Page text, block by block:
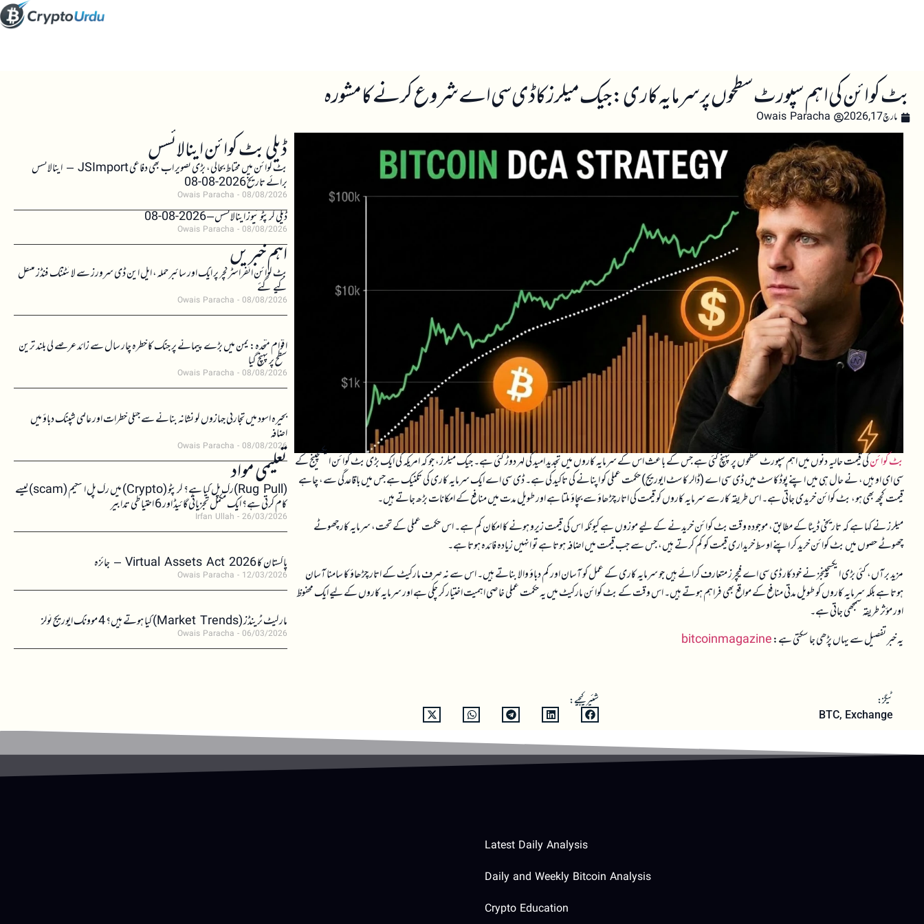
بٹ کوائن کی اہم سپورٹ سطحوں پر سرمایہ کاری: جیک میلرز کا ڈی سی اے شروع کرنے کا مشورہ
مارچ 17, 2026 Owais Paracha
بٹ کوائنکی قیمت حالیہ دنوں میں اہم سپورٹ سطحوں پر پہنچ گئی ہے جس کے باعث اس کے سرمایہ کاروں میں تجدیدِ امید کی لہر دوڑ گئی ہے۔ جیک میلرز، جو کہ امریکہ کی ایک بڑی بٹ کوائن ایکسچینج کے
سی ای او ہیں، نے حال ہی میں اپنے پوڈکاسٹ میں ڈی سی اے (ڈالر کاسٹ ایوریج) حکمت عملی کو اپنانے کی تاکید کی ہے۔ ڈی سی اے ایک سرمایہ کاری کی تکنیک ہے جس میں باقاعدگی سے، چاہے
قیمت کچھ بھی ہو، بٹ کوائن خریدی جاتی ہے۔ اس طریقہ کار سے سرمایہ کاروں کو قیمت کی اتار چڑھاؤ سے بچاؤ ملتا ہے اور طویل مدت میں منافع کے امکانات بڑھ جاتے ہیں۔
میلرز نے کہا ہے کہ تاریخی ڈیٹا کے مطابق، موجودہ وقت بٹ کوائن خریدنے کے لیے موزوں ہے کیونکہ اس کی قیمت زیرو ہونے کا امکان کم ہے۔ اس حکمت عملی کے تحت، سرمایہ کار چھوٹے
چھوٹے حصوں میں بٹ کوائن خرید کر اپنے اوسط خریداری قیمت کو کم کرتے ہیں، جس سے جب قیمت میں اضافہ ہوتا ہے تو انہیں زیادہ فائدہ ہوتا ہے۔
مزید برآں، کئی بڑی ایکسچینجز نے خودکار ڈی سی اے فیچرز متعارف کرائے ہیں جو سرمایہ کاری کے عمل کو آسان اور کم دباؤ والا بناتے ہیں۔ اس سے نہ صرف مارکیٹ کے اتار چڑھاؤ کا سامنا آسان
ہوتا ہے بلکہ سرمایہ کاروں کو طویل مدتی منافع کے مواقع بھی فراہم ہوتے ہیں۔ اس وقت کے بٹ کوائن مارکیٹ میں یہ حکمت عملی خاصی اہمیت اختیار کر چکی ہے اور سرمایہ کاروں کے لیے ایک محفوظ
اور مؤثر طریقہ سمجھی جاتی ہے۔
یہ خبر تفصیل سے یہاں پڑھی جا سکتی ہے:bitcoinmagazine
ٹیگز:
BTC, Exchange
شئیر کیجیے:
ڈیلی بٹ کوائن اینالائسس بٹ کوائن میں محتاط بحالی، بڑی تصویر اب بھی دفاعی JSImport – اینالائسس
برائے تاریخ 2026-08-08
Owais Paracha 08/08/2026
ڈیلی کرپٹو نیوز اینالائسس – 2026-08-08
Owais Paracha 08/08/2026
اہم خبریں
بٹ کوائن انفراسٹرکچر پر ایک اور سائبر حملہ، ایل این ڈی سرورز سے لائٹننگ فنڈز منتقل
کیے گئے
Owais Paracha 08/08/2026
اقوام متحدہ: یمن میں بڑے پیمانے پر جنگ کا خطرہ چار سال سے زائد عرصے کی بلند ترین
سطح پر پہنچ گیا
Owais Paracha 08/08/2026
بحیرہ اسود میں تجارتی جہازوں کو نشانہ بنانے سے جنگی خطرات اور عالمی شپنگ دباؤ میں
اضافہ
Owais Paracha 08/08/2026
تعلیمی مواد (Rug Pull)رگ پل کیا ہے؟ کرپٹو (Crypto) میں رگ پل اسکیم (scam)کیسے
کام کرتی ہے؟ ایک مکمل تجزیاتی گائیڈ اور 6 احتیاطی تدابیر
Irfan Ullah 26/03/2026
پاکستان کا Virtual Assets Act 2026 – جائزہ
Owais Paracha 12/03/2026
مارکیٹ ٹرینڈز (Market Trends) کیا ہوتے ہیں؟ 4 موونگ ایوریج ٹولز
Owais Paracha 06/03/2026
Latest Daily Analysis
Daily and Weekly Bitcoin Analysis
Crypto Education